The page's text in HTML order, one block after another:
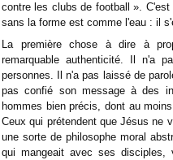
contre les clubs de football ».
sans la forme est comme l'eau : il
La première chose à dire à
remarquable authenticité. Il n'a
personnes. Il n'a pas laissé de
pas confié son message à des
hommes bien précis, dont au
Ceux qui prétendent que Jésus ne
une sorte de philosophe moral
qui mangeait avec ses disciples,